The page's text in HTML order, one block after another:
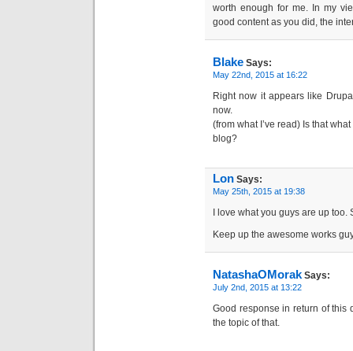
worth enough for me. In my
good content as you did, the
Blake Says:
May 22nd, 2015 at 16:22
Right now it appears like
now.
(from what I’ve read) Is that
blog?
Lon Says:
May 25th, 2015 at 19:38
I love what you guys are up
Keep up the awesome works
NatashaOMorakSays:
July 2nd, 2015 at 13:22
Good response in return of this
the topic of that.